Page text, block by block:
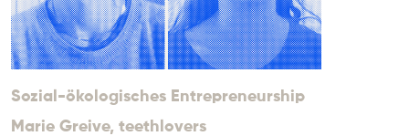
Sozial-ökologisches Entrepreneurship
Marie Greive, teethlovers